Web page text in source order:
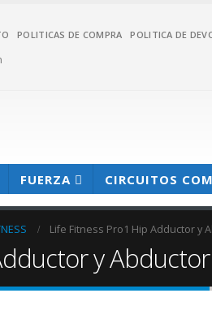
POLITICAS DE COMPRA POLITICA DE
FUERZA CIRCUITOS
Life Fitness Pro1 Hip Adductor y
y Abductor